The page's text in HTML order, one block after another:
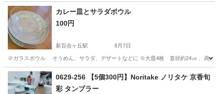
カレー皿とサラダボウル
100円
新百合ヶ丘駅 8月7日
※ガラスボウル そうめん、サラダ、デザートなどに ※大皿4枚 直径約24㎝ 、高さ
神奈川 川崎市 新百合ヶ丘駅 食器
0629-256 【5個300円】Noritake ノリタケ 京香旬
彩 タンブラー